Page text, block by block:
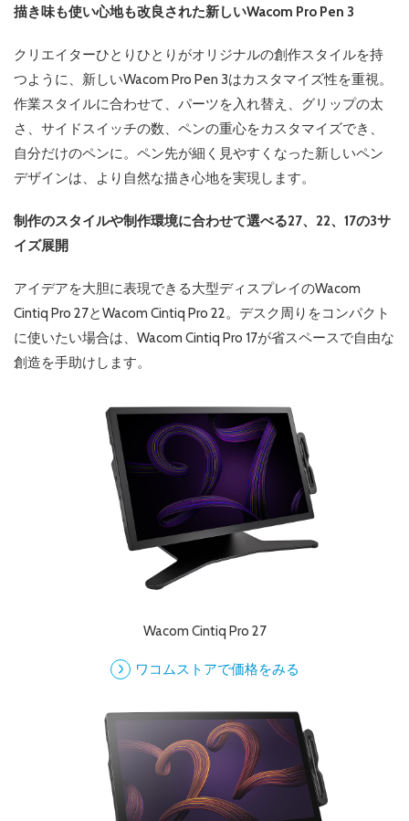
描き味も使い心地も改良された新しいWacom Pro Pen 3
クリエイターひとりひとりがオリジナルの創作スタイルを持
つように、新しいWacom Pro Pen 3はカスタマイズ性を重視。
作業スタイルに合わせて、パーツを入れ替え、グリップの太
さ、サイドスイッチの数、ペンの重心をカスタマイズでき、
自分だけのペンに。ペン先が細く見やすくなった新しいペン
デザインは、より自然な描き心地を実現します。
制作のスタイルや制作環境に合わせて選べる27、22、17の3サ
イズ展開
アイデアを大胆に表現できる大型ディスプレイのWacom
Cintiq Pro 27とWacom Cintiq Pro 22。デスク周りをコンパクト
に使いたい場合は、Wacom Cintiq Pro 17が省スペースで自由な
創造を手助けします。
Wacom Cintiq Pro 27
ワコムストアで価格をみる